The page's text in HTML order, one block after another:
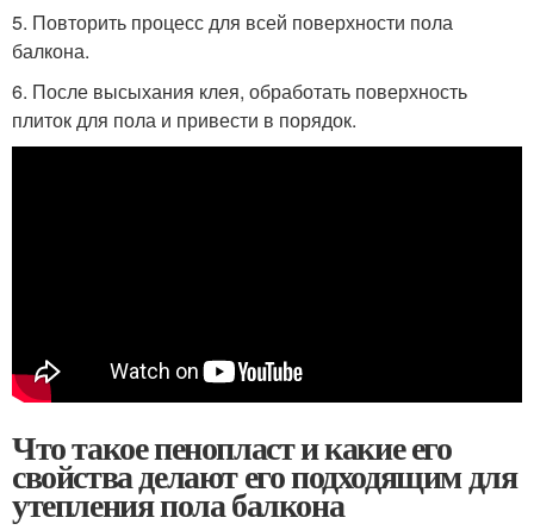
5. Повторить процесс для всей поверхности пола
балкона.
6. После высыхания клея, обработать поверхность
плиток для пола и привести в порядок.
Что такое пенопласт и какие его
свойства делают его подходящим для
утепления пола балкона